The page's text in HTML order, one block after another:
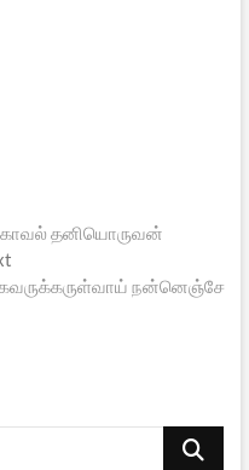
காவல் தனியொருவன்
post:
நன்னெஞ்சே
Search